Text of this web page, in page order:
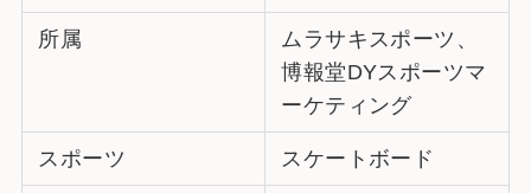
所属
ムラサキスポーツ、
博報堂DYスポーツマ
ーケティング
スポーツ スケートボード